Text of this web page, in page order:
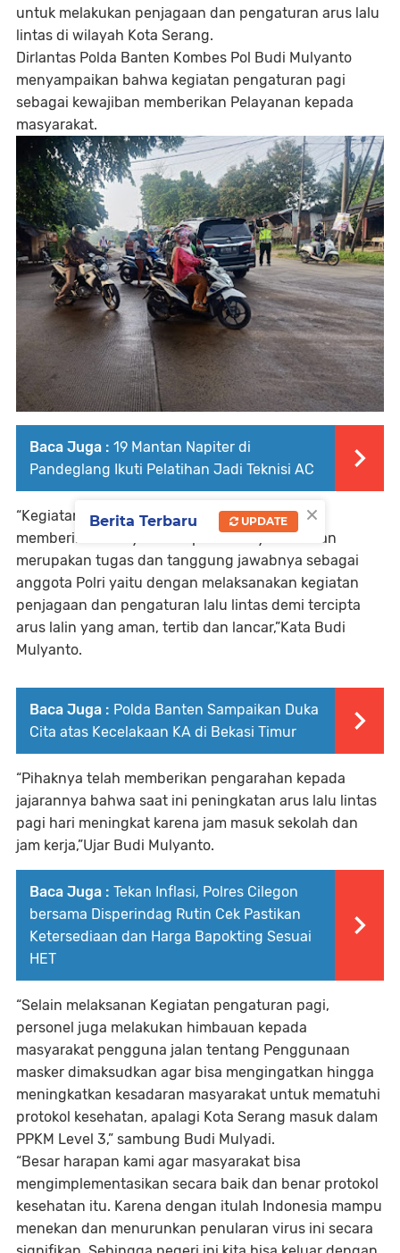
untuk melakukan penjagaan dan pengaturan arus lalu
lintas di wilayah Kota Serang.
Dirlantas Polda Banten Kombes Pol Budi Mulyanto
menyampaikan bahwa kegiatan pengaturan pagi
sebagai kewajiban memberikan Pelayanan kepada
masyarakat.
Baca Juga : 19 Mantan Napiter di
Pandeglang Ikuti Pelatihan Jadi Teknisi AC
“Kegiatan pengaturan pagi sebagai kewajiban
memberikan Pelayanan kepada masyarakat dan
merupakan tugas dan tanggung jawabnya sebagai
anggota Polri yaitu dengan melaksanakan kegiatan
penjagaan dan pengaturan lalu lintas demi tercipta
arus lalin yang aman, tertib dan lancar,”Kata Budi
Mulyanto.
Baca Juga : Polda Banten Sampaikan Duka
Cita atas Kecelakaan KA di Bekasi Timur
“Pihaknya telah memberikan pengarahan kepada
jajarannya bahwa saat ini peningkatan arus lalu lintas
pagi hari meningkat karena jam masuk sekolah dan
jam kerja,”Ujar Budi Mulyanto.
Baca Juga : Tekan Inflasi, Polres Cilegon
bersama Disperindag Rutin Cek Pastikan
Ketersediaan dan Harga Bapokting Sesuai
HET
“Selain melaksanan Kegiatan pengaturan pagi,
personel juga melakukan himbauan kepada
masyarakat pengguna jalan tentang Penggunaan
masker dimaksudkan agar bisa mengingatkan hingga
meningkatkan kesadaran masyarakat untuk mematuhi
protokol kesehatan, apalagi Kota Serang masuk dalam
PPKM Level 3,” sambung Budi Mulyadi.
“Besar harapan kami agar masyarakat bisa
mengimplementasikan secara baik dan benar protokol
kesehatan itu. Karena dengan itulah Indonesia mampu
menekan dan menurunkan penularan virus ini secara
×
Berita Terbaru UPDATE